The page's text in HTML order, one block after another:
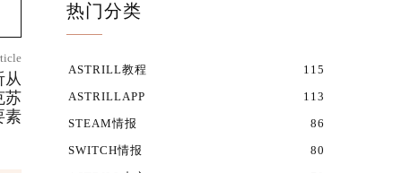
从
苏
素
热门分类
ASTRILL教程
115
ASTRILLAPP
113
STEAM情报
86
SWITCH情报
80